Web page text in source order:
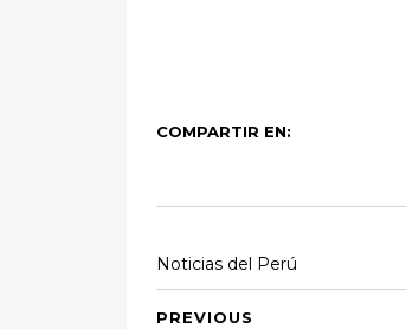
COMPARTIR EN:
Noticias del Perú
PREVIOUS